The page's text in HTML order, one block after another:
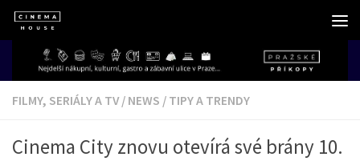
Skip to content
FILMY, SERIÁLY A TV / NEWS / TIPY A TRENDY
Cinema City znovu otevírá své brány 10.